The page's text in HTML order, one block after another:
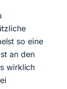
so eine
an den
wirklich